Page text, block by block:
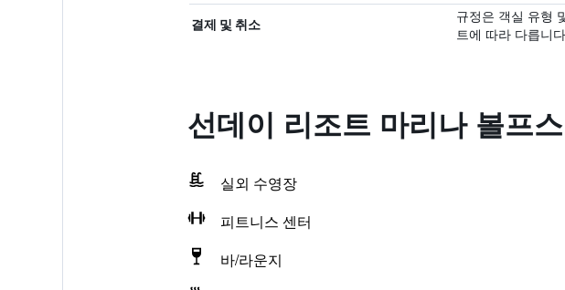
결제 및 취소
규정은 객실 유형
트에 따라 다릅니
선데이 리조트 마리나 볼프
실외 수영장
피트니스 센터
바/라운지